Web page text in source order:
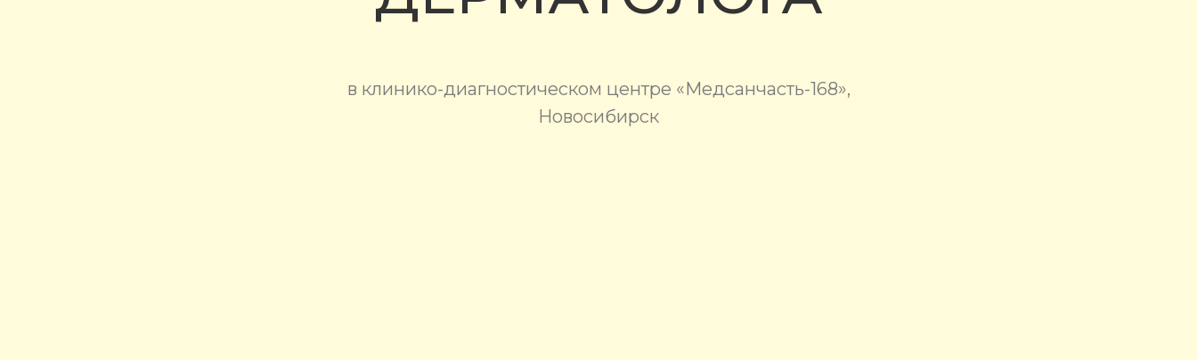
в клинико-диагностическом центре «Медсанчасть-168»,
Новосибирск